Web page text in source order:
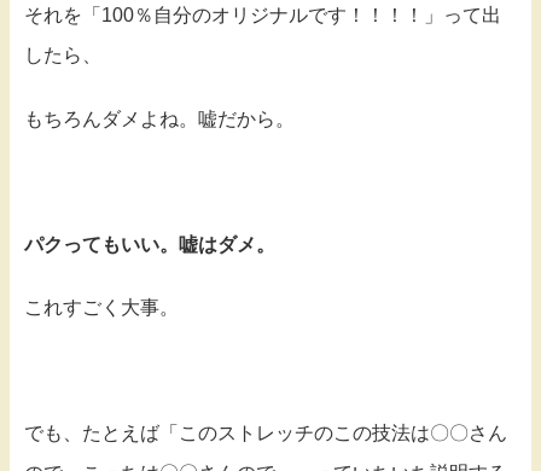
それを「100％自分のオリジナルです！！！！」って出
したら、
もちろんダメよね。嘘だから。
パクってもいい。嘘はダメ。
これすごく大事。
でも、たとえば「このストレッチのこの技法は〇〇さん